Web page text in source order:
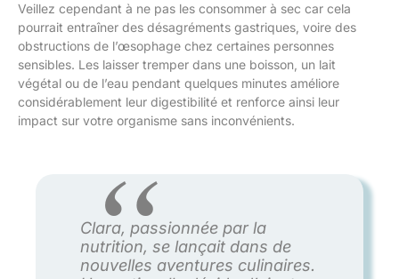
Veillez cependant à ne pas les consommer à sec car cela
pourrait entraîner des désagréments gastriques, voire des
obstructions de l’œsophage chez certaines personnes
sensibles. Les laisser tremper dans une boisson, un lait
végétal ou de l’eau pendant quelques minutes améliore
considérablement leur digestibilité et renforce ainsi leur
impact sur votre organisme sans inconvénients.
Clara, passionnée par la
nutrition, se lançait dans de
nouvelles aventures culinaires.